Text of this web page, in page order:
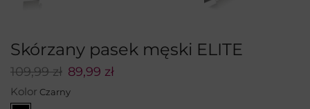
Skórzany pasek męski ELITE
109,99zł 89,99 zł
Kolor